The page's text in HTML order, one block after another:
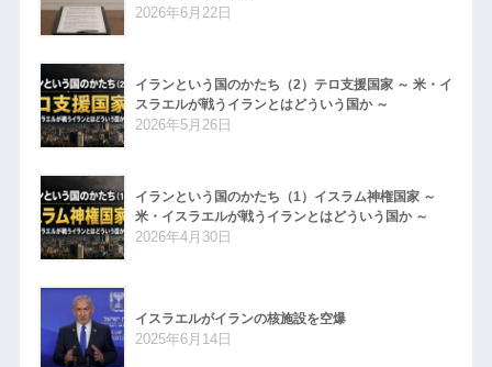
2026年6月22日
イランという国のかたち（2）テロ支援国家 ～ 米・イ
スラエルが戦うイランとはどういう国か ～
2026年5月26日
イランという国のかたち（1）イスラム神権国家 ～
米・イスラエルが戦うイランとはどういう国か ～
2026年4月30日
イスラエルがイランの核施設を空爆
2025年6月14日